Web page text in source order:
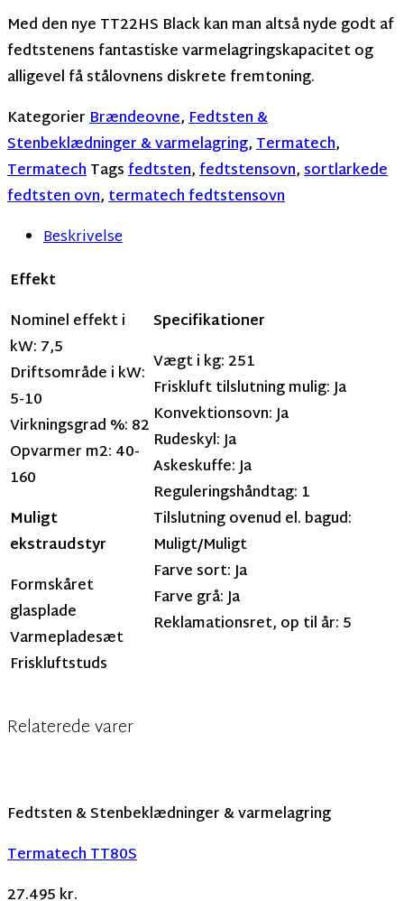
Med den nye TT22HS Black kan man altså nyde godt af
fedtstenens fantastiske varmelagringskapacitet og
alligevel få stålovnens diskrete fremtoning.
KategorierBrændeovne,Fedtsten &
Stenbeklædninger & varmelagring,Termatech,
TermatechTagsfedtsten,fedtstensovn,sortlarkede
fedtsten ovn,termatech fedtstensovn
Beskrivelse
Effekt
Nominel effekt i
kW: 7,5
Driftsområde i kW:
5-10
Virkningsgrad %: 82
Opvarmer m2: 40-
160
Muligt
ekstraudstyr
Formskåret
glasplade
Varmepladesæt
Friskluftstuds
Specifikationer
Vægt i kg: 251
Friskluft tilslutning mulig: Ja
Konvektionsovn: Ja
Rudeskyl: Ja
Askeskuffe: Ja
Reguleringshåndtag: 1
Tilslutning ovenud el. bagud:
Muligt/Muligt
Farve sort: Ja
Farve grå: Ja
Reklamationsret, op til år: 5
Relaterede varer
Fedtsten & Stenbeklædninger & varmelagring
Termatech TT80S
27.495 kr.